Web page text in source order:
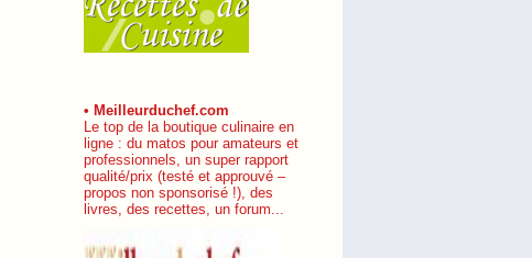
• Meilleurduchef.com
Le top de la boutique culinaire en
ligne : du matos pour amateurs et
professionnels, un super rapport
qualité/prix (testé et approuvé –
propos non sponsorisé !), des
livres, des recettes, un forum...